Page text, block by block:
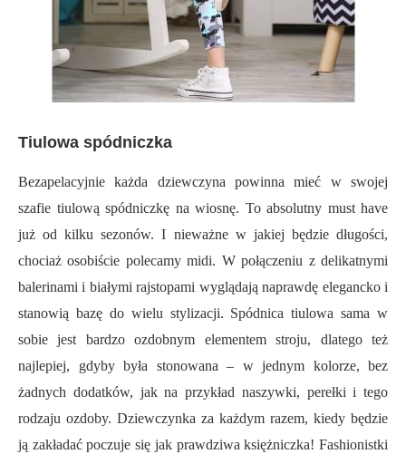
Tiulowa spódniczka
Bezapelacyjnie każda dziewczyna powinna mieć w swojej
szafie tiulową spódniczkę na wiosnę. To absolutny must have
już od kilku sezonów. I nieważne w jakiej będzie długości,
chociaż osobiście polecamy midi. W połączeniu z delikatnymi
balerinami i białymi rajstopami wyglądają naprawdę elegancko i
stanowią bazę do wielu stylizacji. Spódnica tiulowa sama w
sobie jest bardzo ozdobnym elementem stroju, dlatego też
najlepiej, gdyby była stonowana – w jednym kolorze, bez
żadnych dodatków, jak na przykład naszywki, perełki i tego
rodzaju ozdoby. Dziewczynka za każdym razem, kiedy będzie
ją zakładać poczuje się jak prawdziwa księżniczka! Fashionistki